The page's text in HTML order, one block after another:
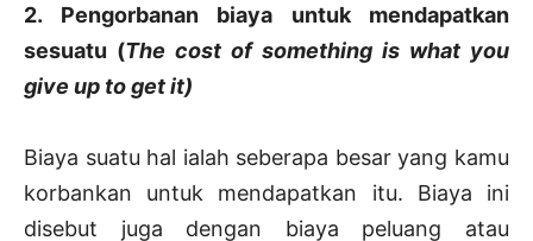
2. Pengorbanan biaya untuk mendapatkan
sesuatu (The cost of something is what you
give up to get it)
Biaya suatu hal ialah seberapa besar yang kamu
korbankan untuk mendapatkan itu. Biaya ini
disebut juga dengan biaya peluang atau